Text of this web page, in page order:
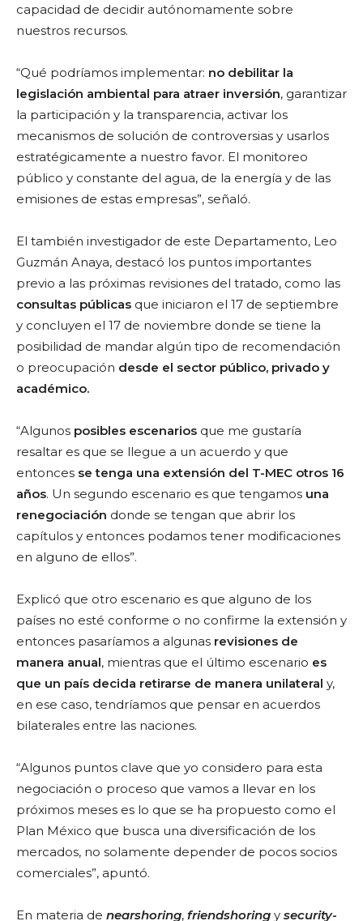
capacidad de decidir autónomamente sobre
nuestros recursos.
“Qué podríamos implementar: no debilitar la
legislación ambiental para atraer inversión, garantizar
la participación y la transparencia, activar los
mecanismos de solución de controversias y usarlos
estratégicamente a nuestro favor. El monitoreo
público y constante del agua, de la energía y de las
emisiones de estas empresas”, señaló.
El también investigador de este Departamento, Leo
Guzmán Anaya, destacó los puntos importantes
previo a las próximas revisiones del tratado, como las
consultas públicas que iniciaron el 17 de septiembre
y concluyen el 17 de noviembre donde se tiene la
posibilidad de mandar algún tipo de recomendación
o preocupación desde el sector público, privado y
académico.
“Algunos posibles escenarios que me gustaría
resaltar es que se llegue a un acuerdo y que
entonces se tenga una extensión del T-MEC otros 16
años. Un segundo escenario es que tengamos una
renegociación donde se tengan que abrir los
capítulos y entonces podamos tener modificaciones
en alguno de ellos”.
Explicó que otro escenario es que alguno de los
países no esté conforme o no confirme la extensión y
entonces pasaríamos a algunas revisiones de
manera anual, mientras que el último escenario es
que un país decida retirarse de manera unilateral y,
en ese caso, tendríamos que pensar en acuerdos
bilaterales entre las naciones.
“Algunos puntos clave que yo considero para esta
negociación o proceso que vamos a llevar en los
próximos meses es lo que se ha propuesto como el
Plan México que busca una diversificación de los
mercados, no solamente depender de pocos socios
comerciales”, apuntó.
En materia de nearshoring, friendshoring y security-